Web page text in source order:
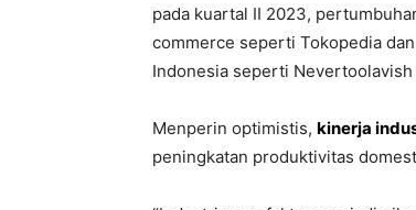
pada kuartal II 2023,
commerce seperti Tokopedia
Indonesia seperti
Menperin optimistis, kinerja
peningkatan produktivitas